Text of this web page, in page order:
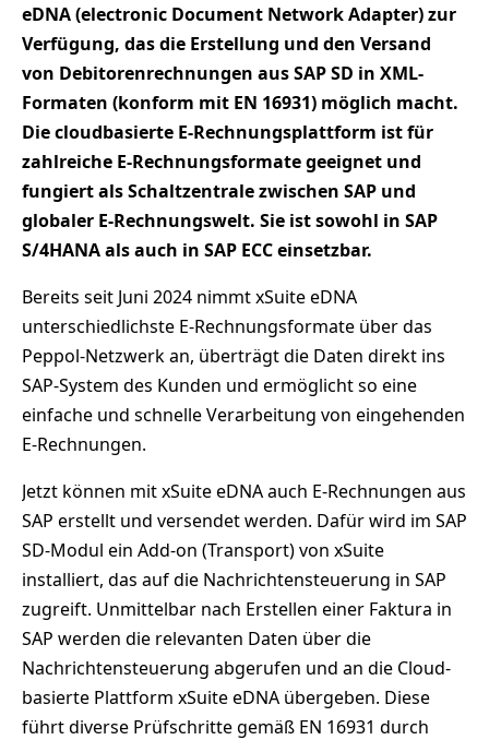
eDNA (electronic Document Network Adapter) zur
Verfügung, das die Erstellung und den Versand
von Debitorenrechnungen aus SAP SD in XML-
Formaten (konform mit EN 16931) möglich macht.
Die cloudbasierte E-Rechnungsplattform ist für
zahlreiche E-Rechnungsformate geeignet und
fungiert als Schaltzentrale zwischen SAP und
globaler E-Rechnungswelt. Sie ist sowohl in SAP
S/4HANA als auch in SAP ECC einsetzbar.
Bereits seit Juni 2024 nimmt xSuite eDNA
unterschiedlichste E-Rechnungsformate über das
Peppol-Netzwerk an, überträgt die Daten direkt ins
SAP-System des Kunden und ermöglicht so eine
einfache und schnelle Verarbeitung von eingehenden
E-Rechnungen.
Jetzt können mit xSuite eDNA auch E-Rechnungen aus
SAP erstellt und versendet werden. Dafür wird im SAP
SD-Modul ein Add-on (Transport) von xSuite
installiert, das auf die Nachrichtensteuerung in SAP
zugreift. Unmittelbar nach Erstellen einer Faktura in
SAP werden die relevanten Daten über die
Nachrichtensteuerung abgerufen und an die Cloud-
basierte Plattform xSuite eDNA übergeben. Diese
führt diverse Prüfschritte gemäß EN 16931 durch